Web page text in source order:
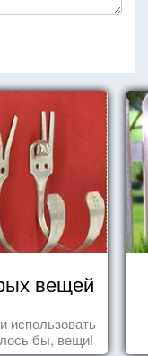
вещей
использовать
бы, вещи!